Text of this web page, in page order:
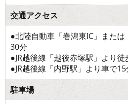
交通アクセス
●北陸自動車「巻潟東IC」また
30分
●JR越後線「越後赤塚駅」より
●JR越後線「内野駅」より車で15
駐車場